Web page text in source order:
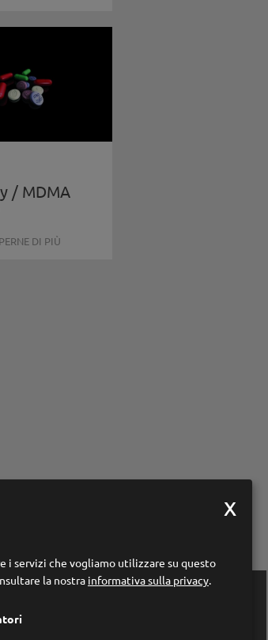
/ MDMA
DI PIÙ
servizi che vogliamo utilizzare su questo
la nostra informativa sulla privacy.